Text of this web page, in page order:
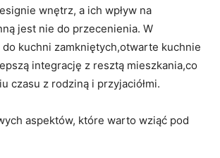
wnętrz, a ich wpływ na
jest nie do przecenienia. W
kuchni zamkniętych,otwarte kuchnie
integrację z resztą mieszkania,co
czasu z rodziną i przyjaciółmi.
aspektów, które warto wziąć pod